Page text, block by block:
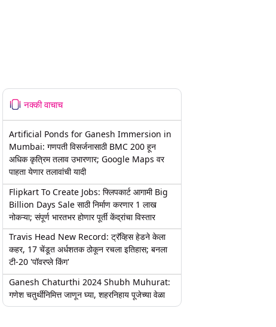
नक्की वाचाच
Artificial Ponds for Ganesh Immersion in
Mumbai: गणपती विसर्जनासाठी BMC 200 हून
अधिक कृत्रिम तलाव उभारणार; Google Maps वर
पाहता येणार तलावांची यादी
Flipkart To Create Jobs: फ्लिपकार्ट आगामी Big
Billion Days Sale साठी निर्माण करणार 1 लाख
नोकऱ्या; संपूर्ण भारतभर होणार पूर्ती केंद्रांचा विस्तार
Travis Head New Record: ट्रॅव्हिस हेडने केला
कहर, 17 चेंडूत अर्धशतक ठोकून रचला इतिहास; बनला
टी-20 'पॉवरप्ले किंग'
Ganesh Chaturthi 2024 Shubh Muhurat:
गणेश चतुर्थीनिमित्त जाणून घ्या, शहरनिहाय पूजेच्या वेळा